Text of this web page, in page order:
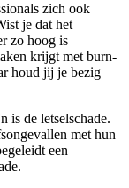
zich ook
je dat het
zo hoog is
krijgt met burn-
houd jij je bezig
is de letselschade.
met hun
een